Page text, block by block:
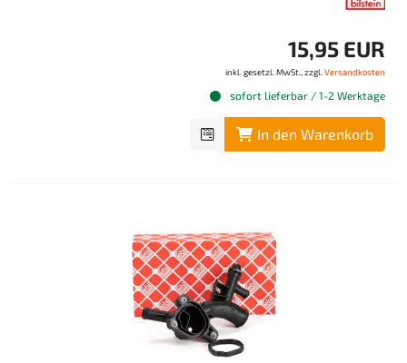
15,95 EUR
inkl. gesetzl. MwSt., zzgl. Versandkosten
sofort lieferbar / 1-2 Werktage
In den Warenkorb